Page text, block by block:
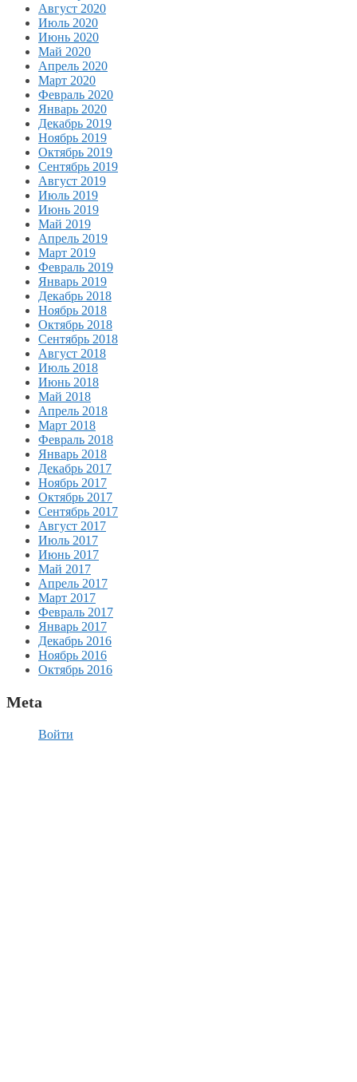
Август 2020
Июль 2020
Июнь 2020
Май 2020
Апрель 2020
Март 2020
Февраль 2020
Январь 2020
Декабрь 2019
Ноябрь 2019
Октябрь 2019
Сентябрь 2019
Август 2019
Июль 2019
Июнь 2019
Май 2019
Апрель 2019
Март 2019
Февраль 2019
Январь 2019
Декабрь 2018
Ноябрь 2018
Октябрь 2018
Сентябрь 2018
Август 2018
Июль 2018
Июнь 2018
Май 2018
Апрель 2018
Март 2018
Февраль 2018
Январь 2018
Декабрь 2017
Ноябрь 2017
Октябрь 2017
Сентябрь 2017
Август 2017
Июль 2017
Июнь 2017
Май 2017
Апрель 2017
Март 2017
Февраль 2017
Январь 2017
Декабрь 2016
Ноябрь 2016
Октябрь 2016
Meta
Войти